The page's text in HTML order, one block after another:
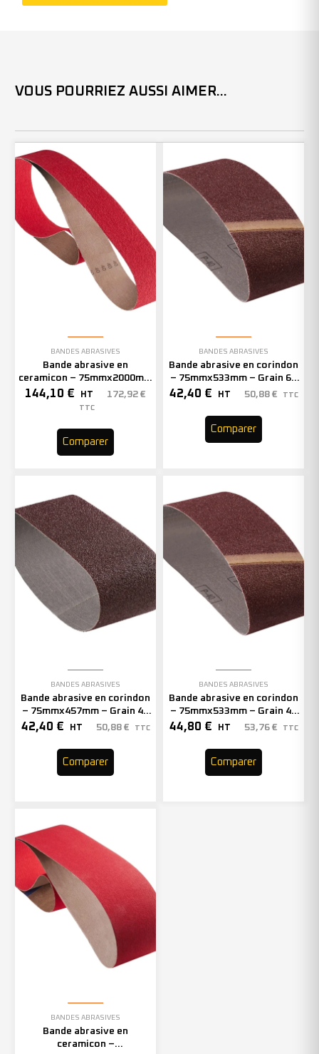
VOUS POURRIEZ AUSSI AIMER...
BANDES ABRASIVES
Bande abrasive en
ceramicon – 75mmx2000mm
– Grain 40 – 305966 (x10)
144,10 € HT 172,92 €
TTC
Comparer
BANDES ABRASIVES
Bande abrasive en corindon
– 75mmx533mm – Grain 60
– 301423 (x20)
42,40 € HT 50,88 € TTC
Comparer
BANDES ABRASIVES
Bande abrasive en corindon
– 75mmx457mm – Grain 40
– 301408 (x20)
42,40 € HT 50,88 € TTC
Comparer
BANDES ABRASIVES
Bande abrasive en corindon
– 75mmx533mm – Grain 40
– 301421 (x20)
44,80 € HT 53,76 € TTC
Comparer
BANDES ABRASIVES
Bande abrasive en
ceramicon –